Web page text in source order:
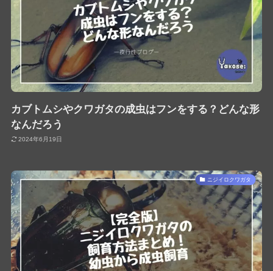
カブトムシやクワガタの成虫はフンをする？どんな形
なんだろう
2024年6月19日
ニジイロクワガタ